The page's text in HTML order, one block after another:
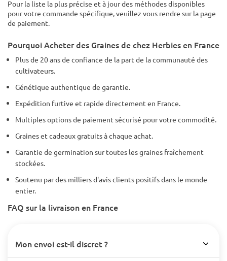
Pour la liste la plus précise et à jour des méthodes disponibles
pour votre commande spécifique, veuillez vous rendre sur la page
de paiement.
Pourquoi Acheter des Graines de chez Herbies en France
Plus de 20 ans de confiance de la part de la communauté des
cultivateurs.
Génétique authentique de garantie.
Expédition furtive et rapide directement en France.
Multiples options de paiement sécurisé pour votre commodité.
Graines et cadeaux gratuits à chaque achat.
Garantie de germination sur toutes les graines fraîchement
stockées.
Soutenu par des milliers d'avis clients positifs dans le monde
entier.
FAQ sur la livraison en France
Mon envoi est-il discret ?